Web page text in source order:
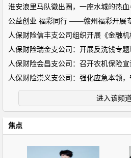
淮安浪里马队徽出圈，一座水城的热血
公益创业 福彩同行 ——赣州福彩开展
人保财险瑞金支公司：开展反洗钱专题
人保财险会昌支公司：召开农机保险
人保财险崇义支公司：强化应急本领
进入该频
焦点